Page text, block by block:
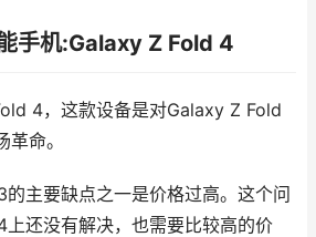
手机:Galaxy Z Fold 4
4，这款设备是对Galaxy Z Fold
命。
主要缺点之一是价格过高。这个问
还没有解决，也需要比较高的价